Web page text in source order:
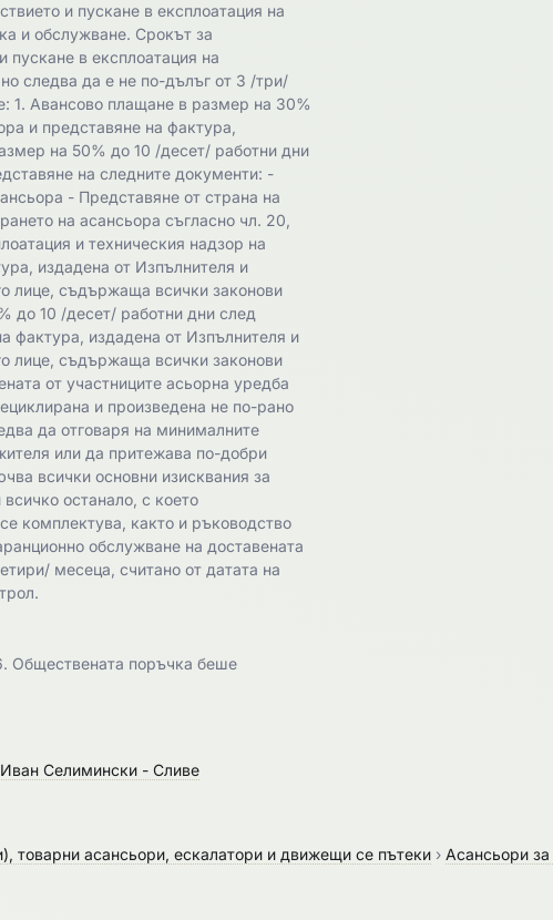
и пускане в експлоатация на
и обслужване. Срокът за
в експлоатация на
следва да е не по-дълъг от 3 /три/
1. Авансово плащане в размер на 30%
и представяне на фактура,
на 50% до 10 /десет/ работни дни
на следните документи: -
- Представяне от страна на
на асансьора съгласно чл. 20,
и техническия надзор на
издадена от Изпълнителя и
лице, съдържаща всички законови
до 10 /десет/ работни дни след
фактура, издадена от Изпълнителя и
лице, съдържаща всички законови
от участниците асьорна уредба
и произведена не по-рано
да отговаря на минималните
или да притежава по-добри
всички основни изисквания за
останало, с което
комплектува, както и ръководство
обслужване на доставената
месеца, считано от датата на
Обществената поръчка беше
Селимински - Сливе
товарни асансьори, ескалатори и движещи се пътеки › Асансьори